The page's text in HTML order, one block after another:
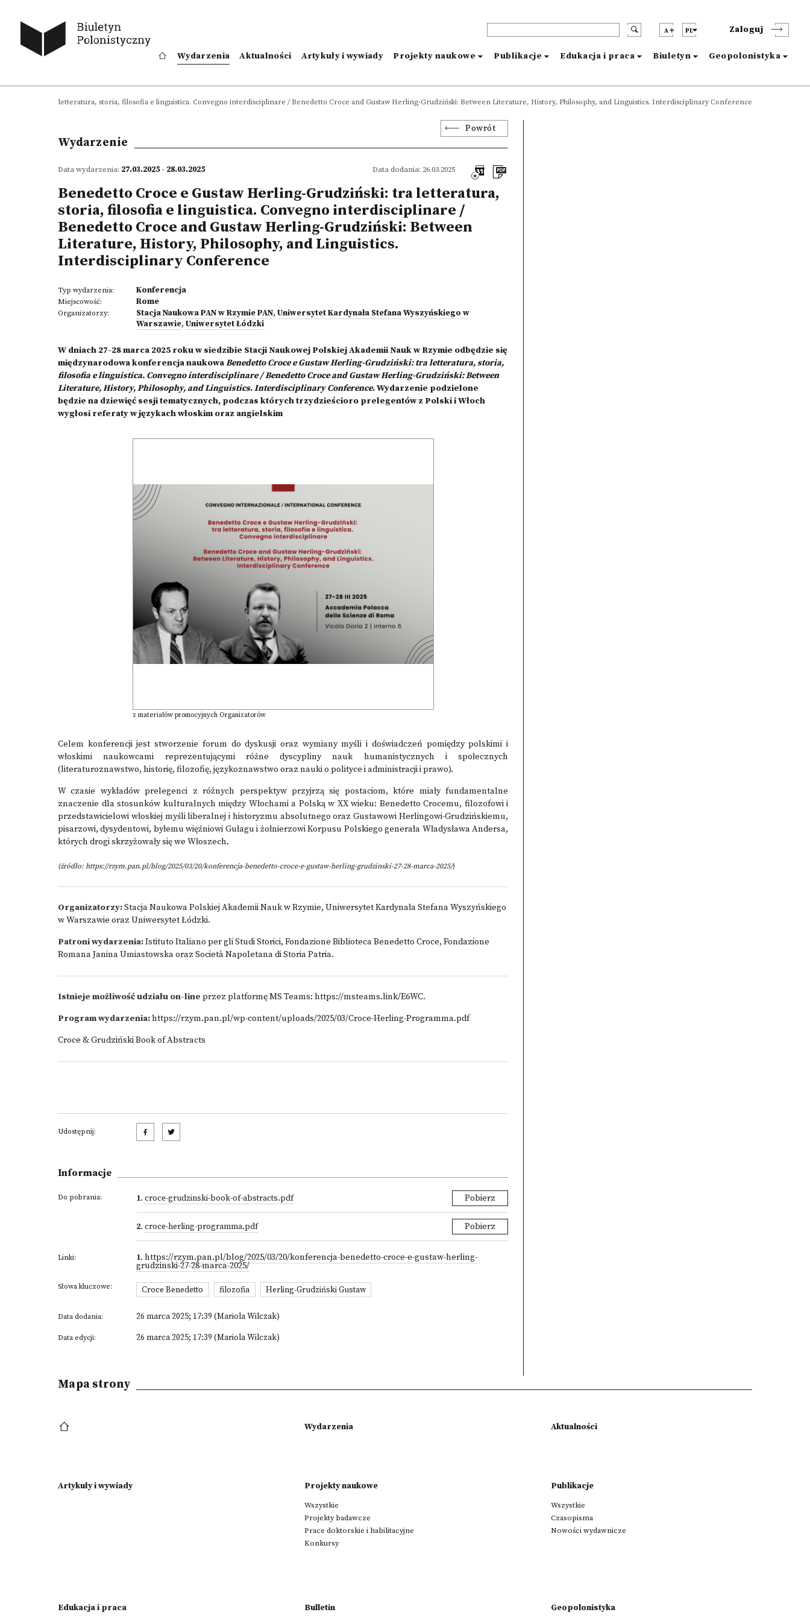
A PL Zaloguj
Wydarzenia Aktualności Artykuły i wywiady Projekty naukowe Publikacje Edukacja i praca Biuletyn Geopolonistyka
Grudziński: tra letteratura, storia, filosofia e linguistica. Convegno interdisciplinare / Benedetto Croce and Gustaw Herling-Grudziński: Between Literature, History, Philosophy, and Linguistics. Interdisciplinary Conference
Powrót
Wydarzenie
Data wydarzenia: 27.03.2025 - 28.03.2025 Data dodania: 26.03.2025
Benedetto Croce e Gustaw Herling-Grudziński: tra letteratura,
storia, filosofia e linguistica. Convegno interdisciplinare /
Benedetto Croce and Gustaw Herling-Grudziński: Between
Literature, History, Philosophy, and Linguistics.
Interdisciplinary Conference
Typ wydarzenia: Konferencja
Miejscowość: Rome
Organizatorzy: Stacja Naukowa PAN w Rzymie PAN, Uniwersytet Kardynała Stefana Wyszyńskiego w
Warszawie, Uniwersytet Łódzki
W dniach 27-28 marca 2025 roku w siedzibie Stacji Naukowej Polskiej Akademii Nauk w Rzymie odbędzie się
międzynarodowa konferencja naukowaBenedetto Croce e Gustaw Herling-Grudziński: tra letteratura, storia,
filosofia e linguistica. Convegno interdisciplinare / Benedetto Croce and Gustaw Herling-Grudziński: Between
Literature, History, Philosophy, and Linguistics.Interdisciplinary Conference. Wydarzenie podzielone
będzie na dziewięć sesji tematycznych, podczas których trzydzieścioro prelegentów z Polski i Włoch
wygłosi referaty w językach włoskim oraz angielskim
z materiałów promocyjnych Organizatorów
Celem konferencji jest stworzenie forum do dyskusji oraz wymiany myśli i doświadczeń pomiędzy polskimi i
włoskimi naukowcami reprezentującymi różne dyscypliny nauk humanistycznych i społecznych
(literaturoznawstwo, historię, filozofię, językoznawstwo oraz nauki o polityce i administracji i prawo).
W czasie wykładów prelegenci z różnych perspektyw przyjrzą się postaciom, które miały fundamentalne
znaczenie dla stosunków kulturalnych między Włochami a Polską w XX wieku: Benedetto Crocemu, filozofowi i
przedstawicielowi włoskiej myśli liberalnej i historyzmu absolutnego oraz Gustawowi Herlingowi-Grudzińskiemu,
pisarzowi, dysydentowi, byłemu więźniowi Gułagu i żołnierzowi Korpusu Polskiego generała Władysława Andersa,
których drogi skrzyżowały się we Włoszech.
(źródło: https://rzym.pan.pl/blog/2025/03/20/konferencja-benedetto-croce-e-gustaw-herling-grudzinski-27-28-marca-2025/)
Organizatorzy:Stacja Naukowa Polskiej Akademii Nauk w Rzymie, Uniwersytet Kardynała Stefana Wyszyńskiego
w Warszawie oraz Uniwersytet Łódzki.
Patroni wydarzenia:Istituto Italiano per gli Studi Storici, Fondazione Biblioteca Benedetto Croce, Fondazione
Romana Janina Umiastowska oraz Società Napoletana di Storia Patria.
Istnieje możliwość udziału on-line przez platformę MS Teams: https://msteams.link/E6WC.
Program wydarzenia:https://rzym.pan.pl/wp-content/uploads/2025/03/Croce-Herling-Programma.pdf
Croce & Grudziński Book of Abstracts
Udostępnij:
Informacje
Do pobrania: 1. croce-grudzinski-book-of-abstracts.pdf Pobierz
2. croce-herling-programma.pdf Pobierz
Linki: 1. https://rzym.pan.pl/blog/2025/03/20/konferencja-benedetto-croce-e-gustaw-herling-
grudzinski-27-28-marca-2025/
Słowa kluczowe: Croce Benedetto filozofia Herling-Grudziński Gustaw
Data dodania: 26 marca 2025; 17:39 (Mariola Wilczak)
Data edycji: 26 marca 2025; 17:39 (Mariola Wilczak)
Mapa strony
Wydarzenia Aktualności
Artykuły i wywiady Projekty naukowe
Wszystkie
Projekty badawcze
Prace doktorskie i habilitacyjne
Konkursy
Publikacje
Wszystkie
Czasopisma
Nowości wydawnicze
Edukacja i praca Bulletin Geopolonistyka